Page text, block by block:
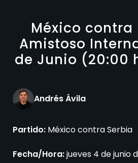
México contra
Amistoso
de Junio (20:00
Andrés Ávila
Partido: México contra Serbia
Fecha/Hora:jueves 4 de junio